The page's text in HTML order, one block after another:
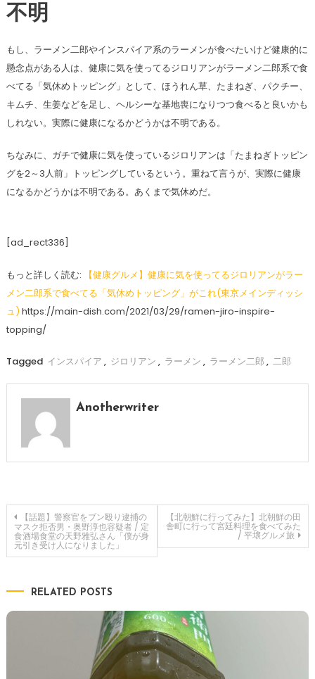
不明
もし、ラーメン二郎やインスパイア系のラーメンが食べたいけど健康的に
懸念点がある人は、健康に気を使ってるジロリアンがラーメン二郎系で食
べてる「気休めトッピング」として、ほうれん草、たまねぎ、パクチー、
キムチ、生姜などを足し、ヘルシーな基地喪になりつつ食べると良いかも
しれない。実際に健康になるかどうかは不明である。
ちなみに、ガチで健康に気を使っているジロリアンは「たまねぎトッピン
グを2～3人前」トッピングしているという。重ねて言うが、実際に健康
になるかどうかは不明である。あくまで気休めだ。
[ad_rect336]
もっと詳しく読む:
【健康グルメ】健康に気を使ってるジロリアンがラー
メン二郎系で食べてる「気休めトッピング」がこれ(東京メインディッシ
ュ) https://main-dish.com/2021/03/29/ramen-jiro-inspire-
topping/
Tagged インスパイア , ジロリアン , ラーメン , ラーメン二郎 , 二郎
Anotherwriter
投
稿
ビ
【話題】警察官をブン殴り逮捕の
マスク拒否男・奥野淳也容疑者 / 定
食酒場食堂の天野雅弘さん「僕が身
元引き受け人になりました」
【北朝鮮に行ってみた】北朝鮮の田
舎町に行って宮廷料理を食べてみた
/ 平壌グルメ旅
RELATED POSTS